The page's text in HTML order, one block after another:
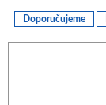
Doporučujeme